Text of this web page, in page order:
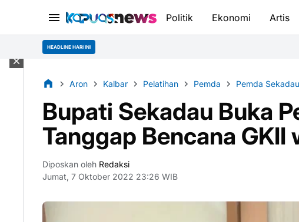
Politik Ekonomi Artis
HEADLINE HARI INI
Aron Kalbar Pelatihan Pemda Pemda Sekadau
Bupati Sekadau Buka
Tanggap Bencana GKII
Diposkan oleh Redaksi
Jumat, 7 Oktober 2022 23:26 WIB